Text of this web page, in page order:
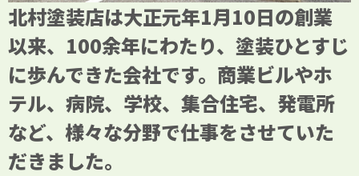
北村塗装店は大正元年1月10日の創業
以来、100余年にわたり、塗装ひとすじ
に歩んできた会社です。商業ビルやホ
テル、病院、学校、集合住宅、発電所
など、様々な分野で仕事をさせていた
だきました。